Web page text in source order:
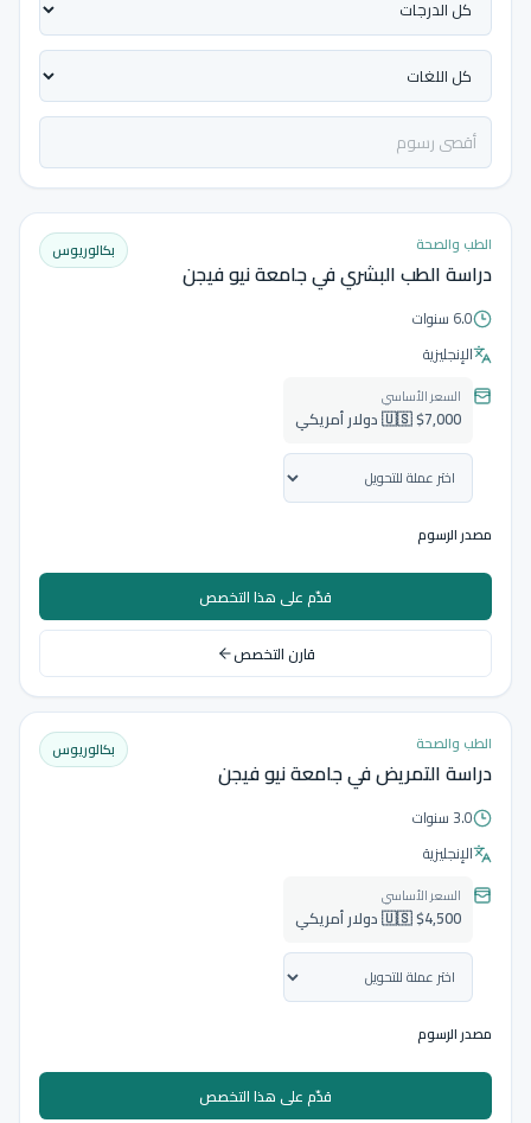
الطب والصحة
دراسة الطب البشري في جامعة نيو فيجن
بكالوريوس
6.0 سنوات
الإنجليزية
السعر الأساسي
🇺🇸 $7,000 دولار أمريكي
مصدر الرسوم
قدّم على هذا التخصص
قارن التخصص
الطب والصحة
دراسة التمريض في جامعة نيو فيجن
بكالوريوس
3.0 سنوات
الإنجليزية
السعر الأساسي
🇺🇸 $4,500 دولار أمريكي
مصدر الرسوم
قدّم على هذا التخصص